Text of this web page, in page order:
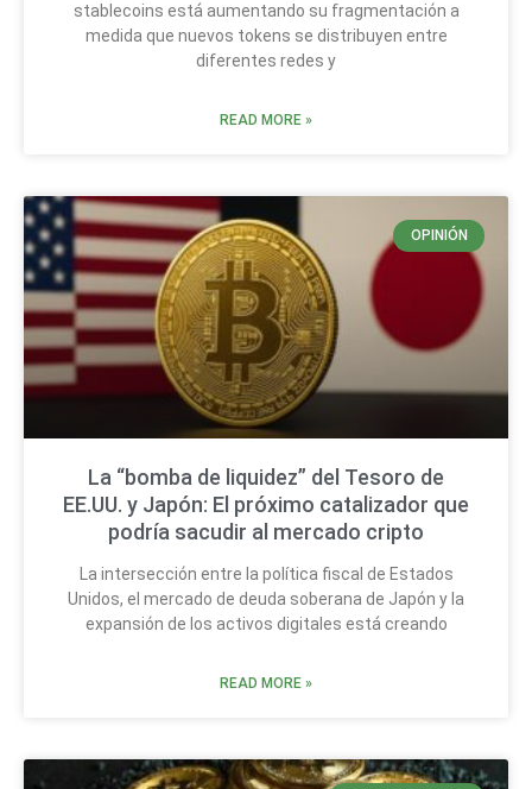
stablecoins está aumentando su fragmentación a
medida que nuevos tokens se distribuyen entre
diferentes redes y
READ MORE »
OPINIÓN
La “bomba de liquidez” del Tesoro de
EE.UU. y Japón: El próximo catalizador que
podría sacudir al mercado cripto
La intersección entre la política fiscal de Estados
Unidos, el mercado de deuda soberana de Japón y la
expansión de los activos digitales está creando
READ MORE »